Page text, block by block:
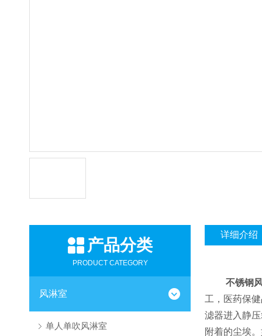
产品分类
PRODUCT CATEGORY
风淋室
单人单吹风淋室
详细介绍
不锈钢
工，医药保
滤器进入静
附着的尘埃